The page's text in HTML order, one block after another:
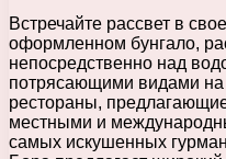
Встречайте рассвет в
оформленном бунгало,
непосредственно над
потрясающими видами
рестораны,
местными и
самых искушенных